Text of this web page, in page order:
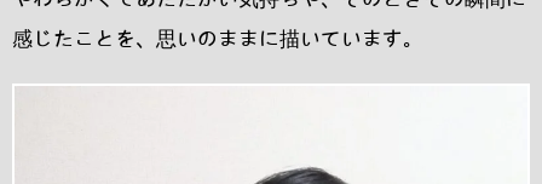
感じたことを、思いのままに描いています。